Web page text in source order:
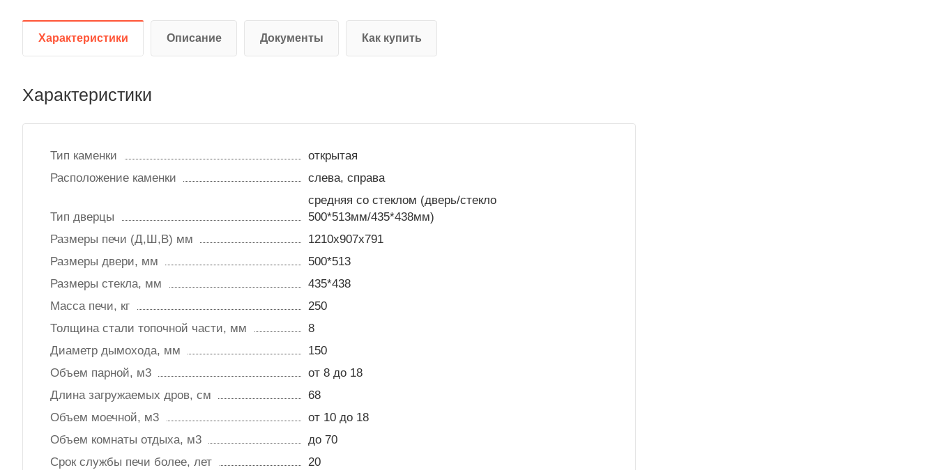
Характеристики Описание Документы Как купить
Характеристики
Тип каменки
открытая
Расположение каменки
слева, справа
Тип дверцы
средняя со стеклом (дверь/стекло
500*513мм/435*438мм)
Размеры печи (Д,Ш,В) мм
1210х907х791
Размеры двери, мм
500*513
Размеры стекла, мм
435*438
Масса печи, кг
250
Толщина стали топочной части, мм
8
Диаметр дымохода, мм
150
Объем парной, м3
от 8 до 18
Длина загружаемых дров, см
68
Объем моечной, м3
от 10 до 18
Объем комнаты отдыха, м3
до 70
Срок службы печи более, лет
20